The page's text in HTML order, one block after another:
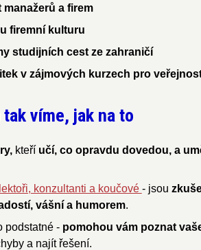
a firem
firemní kulturu
studijních cest ze zahraničí
v zájmových kurzech pro
víme, jak na to
kteří učí, co opravdu dovedou, a
lektoři, konzultanti a koučové - jsou
vášní a humorem.
podstatné - pomohou vám poznat
a najít řešení.